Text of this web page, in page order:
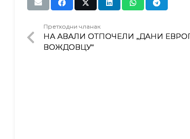
Претходни чланак
НА АВАЛИ ОТПОЧЕЛИ „ДАНИ
ВОЖДОВЦУ“